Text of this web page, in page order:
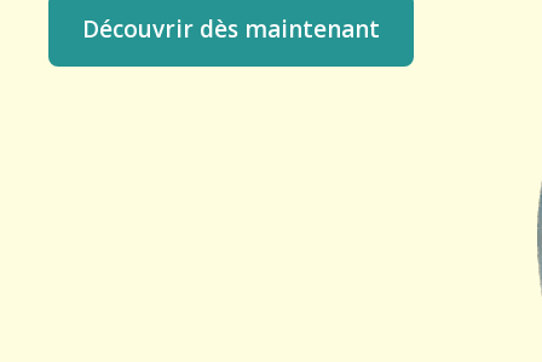
Découvrir dès maintenant